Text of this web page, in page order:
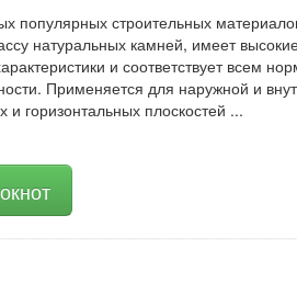
популярных строительных
натуральных камней, имеет
и соответствует всем
Применяется для наружной и
и горизонтальных плоскостей ...